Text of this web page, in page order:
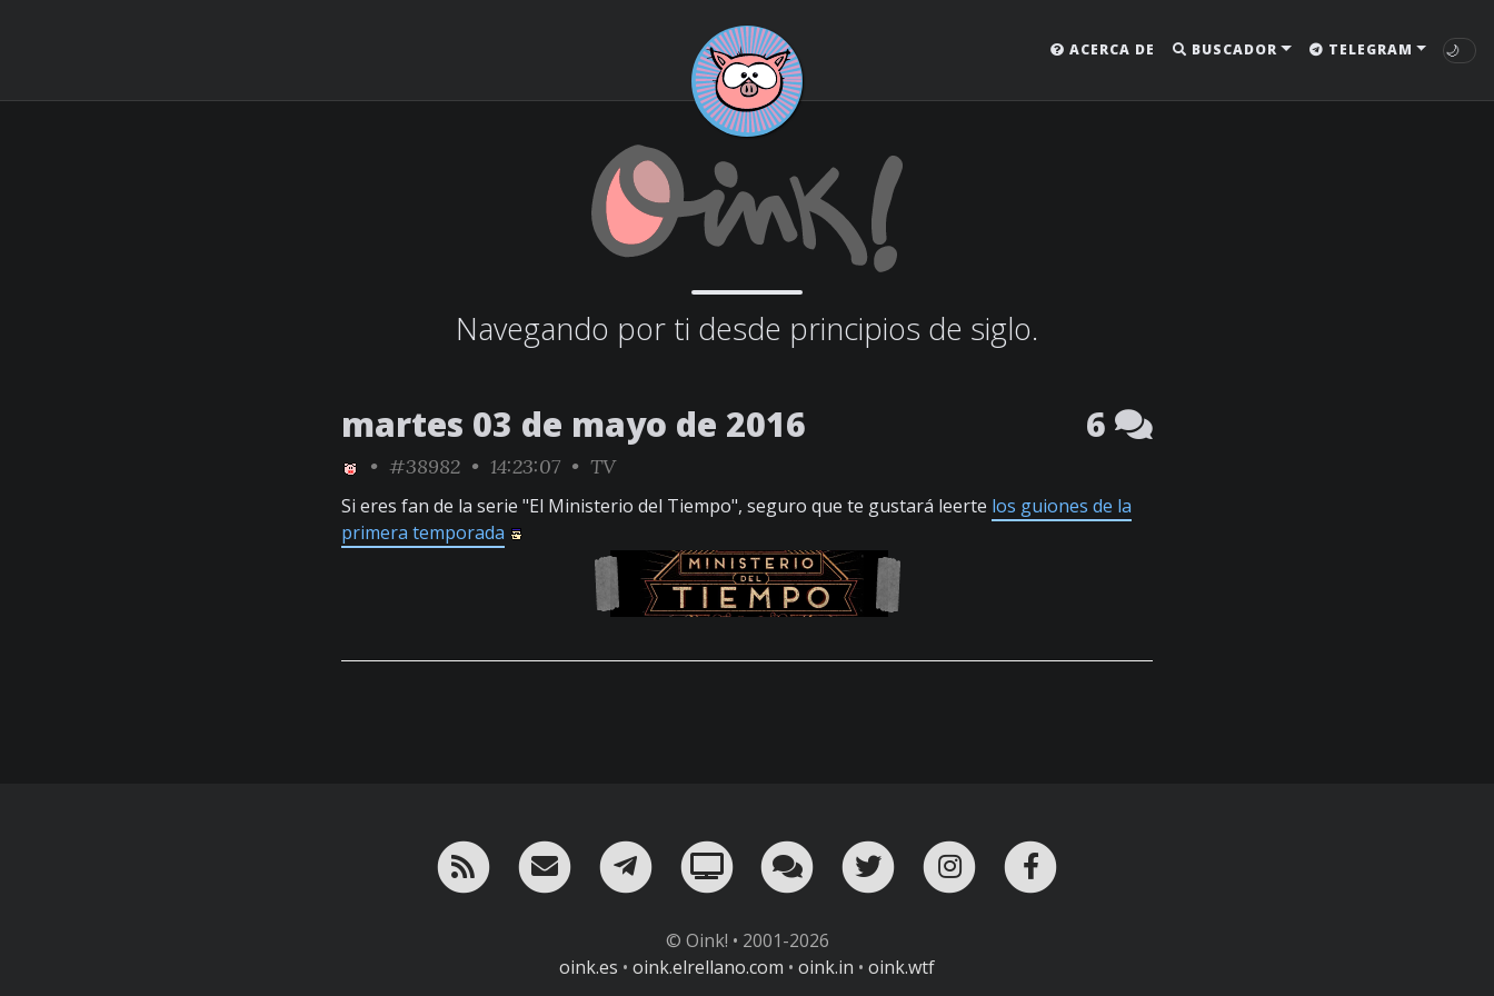
ACERCA DE BUSCADOR TELEGRAM 🌙
Navegando por ti desde principios de siglo.
martes 03 de mayo de 2016 6
• #38982 • 14:23:07 • TV
Si eres fan de la serie "El Ministerio del Tiempo", seguro que te gustará leerte los guiones de la
primera temporada
RSS ¡Mándame un email!
¡Nuestro canal en Telegram!
Oink! TV Charla con nosotros en Telegram
Twitter Instagram
© Oink! • 2001-2026
oink.es • oink.elrellano.com • oink.in • oink.wtf